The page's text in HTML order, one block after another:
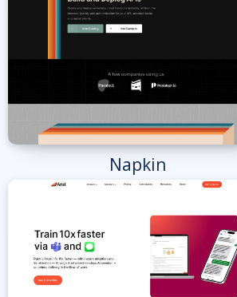
Napkin